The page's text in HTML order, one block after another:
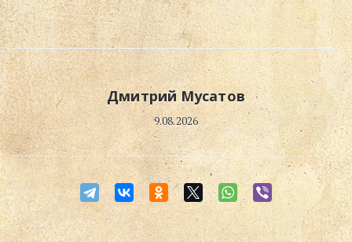
Дмитрий Мусатов
9.08.2026